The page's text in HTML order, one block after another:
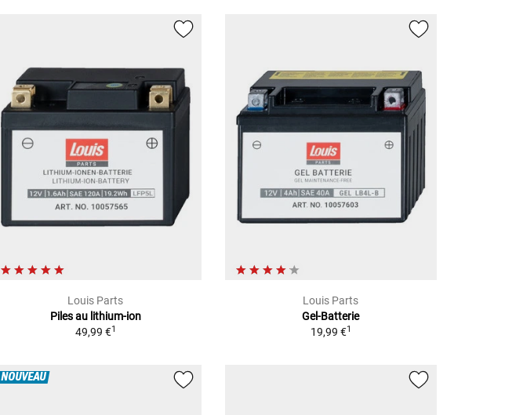
Louis Parts
Piles au lithium-ion
49,99 €1
Louis Parts
Gel-Batterie
19,99 €1
NOUVEAU